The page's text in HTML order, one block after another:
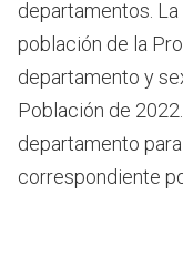
departamentos.
población de la
departamento y
Población de
departamento
correspondiente